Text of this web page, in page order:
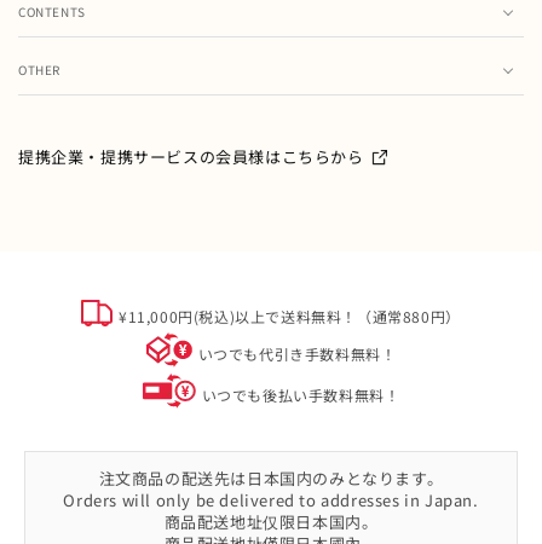
注文履歴
メールマガジン
CONTENTS
て
OTHER
ご利用ガイド
個人情報について
ソーシャルメディアポリシー
提携企業・提携サービスの会員様はこちらから
¥11,000円(税込)以上で送料無料！（通常880円）
いつでも代引き手数料無料！
いつでも後払い手数料無料！
注文商品の配送先は日本国内のみとなります。
Orders will only be delivered to addresses in Japan.
商品配送地址仅限日本国内。